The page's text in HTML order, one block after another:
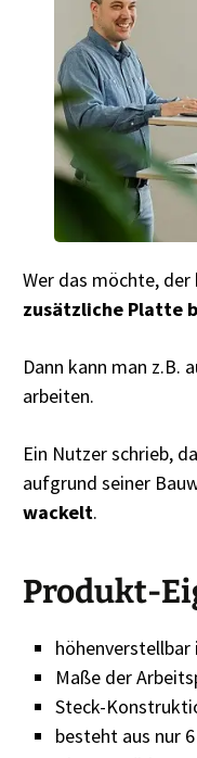
Wer das möchte,
zusätzliche Platte
Dann kann man z.B.
arbeiten.
Ein Nutzer schrieb,
aufgrund seiner
wackelt.
Produkt-
höhenverstellbar
Maße der
Steck-
besteht aus nur